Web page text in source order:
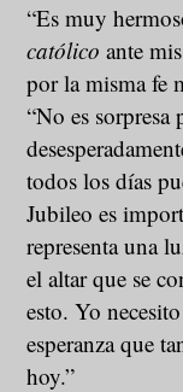
“Es muy
católico ante
por la misma fe
“No es sorpresa
todos los días
Jubileo es
representa una
el altar que se
esto. Yo
esperanza que
hoy.”